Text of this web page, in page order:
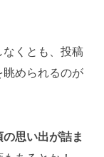
くとも、投稿
められるのが
の思い出が詰ま